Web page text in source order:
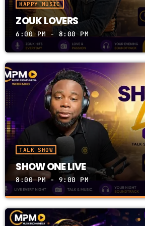
3 GIMS - MONICA
GIMS - MONICA
HAPPY MUSIC
ZOUK LOVERS
6:00 PM - 8:00 PM
TALK SHOW
SHOW ONE LIVE
8:00 PM - 9:00 PM
SHOW ONE LIVE
ShowOne avec Junior Saintil -